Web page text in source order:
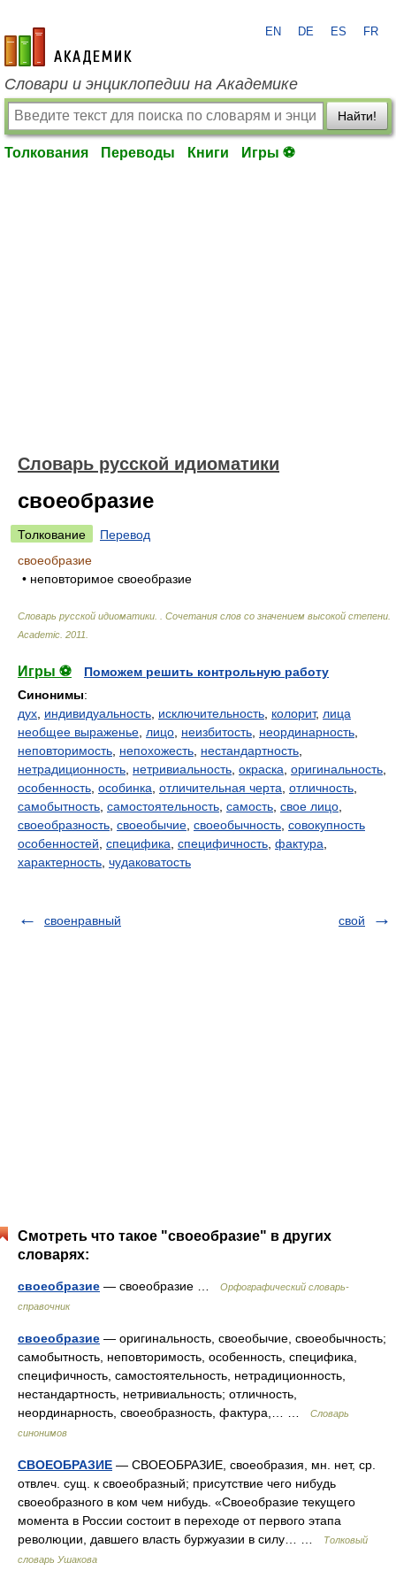
academic.ru
EN DE ES FR
Словари и энциклопедии на Академике
Найти!
Толкования Переводы Книги Игры ⚽
Словарь русской идиоматики
своеобразие
Толкование
Перевод
своеобразие
• неповторимое своеобразие
Словарь русской идиоматики. . Сочетания слов со значением высокой степени
Academic 2011
Игры ⚽
Поможем решить контрольную работу
Синонимы:
дух индивидуальность исключительность колорит, лица
необщее выраженье лицо неизбитость неординарность
неповторимость непохожесть нестандартность
нетрадиционность нетривиальность окраска оригинальность
особенность особинка отличительная черта отличность
самобытность самостоятельность самость свое лицо
своеобразность своеобычие своеобычность совокупность
особенностей специфика специфичность фактура
характерность чудаковатость
своенравный свой
Смотреть что такое "своеобразие" в других
словарях:
своеобразие — своеобразие …
Орфографический словарь-
справочник
своеобразие — оригинальность, своеобычие, своеобычность;
самобытность, неповторимость, особенность, специфика,
специфичность, самостоятельность, нетрадиционность,
нестандартность, нетривиальность; отличность,
неординарность, своеобразность, фактура,… …
Словарь
синонимов
СВОЕОБРАЗИЕ — СВОЕОБРАЗИЕ, своеобразия, мн. нет, ср.
отвлеч. сущ. к своеобразный; присутствие чего нибудь
своеобразного в ком чем нибудь. «Своеобразие текущего
момента в России состоит в переходе от первого этапа
революции, давшего власть буржуазии в силу… …
Толковый
словарь Ушакова